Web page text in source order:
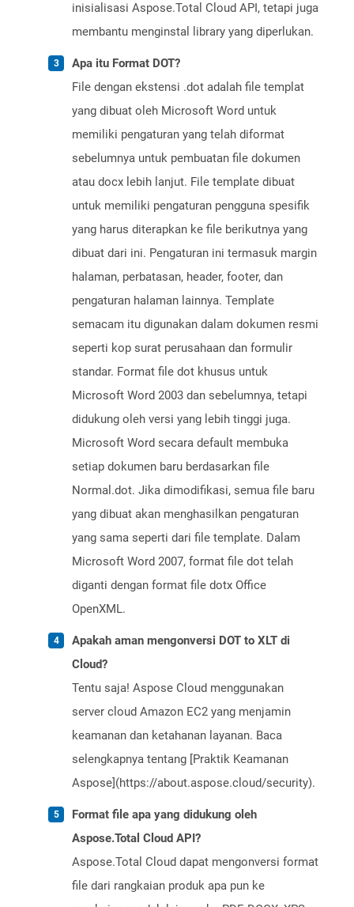
inisialisasi Aspose.Total Cloud API, tetapi juga
membantu menginstal library yang diperlukan.
Apa itu Format DOT?
File dengan ekstensi .dot adalah file templat
yang dibuat oleh Microsoft Word untuk
memiliki pengaturan yang telah diformat
sebelumnya untuk pembuatan file dokumen
atau docx lebih lanjut. File template dibuat
untuk memiliki pengaturan pengguna spesifik
yang harus diterapkan ke file berikutnya yang
dibuat dari ini. Pengaturan ini termasuk margin
halaman, perbatasan, header, footer, dan
pengaturan halaman lainnya. Template
semacam itu digunakan dalam dokumen resmi
seperti kop surat perusahaan dan formulir
standar. Format file dot khusus untuk
Microsoft Word 2003 dan sebelumnya, tetapi
didukung oleh versi yang lebih tinggi juga.
Microsoft Word secara default membuka
setiap dokumen baru berdasarkan file
Normal.dot. Jika dimodifikasi, semua file baru
yang dibuat akan menghasilkan pengaturan
yang sama seperti dari file template. Dalam
Microsoft Word 2007, format file dot telah
diganti dengan format file dotx Office
OpenXML.
Apakah aman mengonversi DOT to XLT di
Cloud?
Tentu saja! Aspose Cloud menggunakan
server cloud Amazon EC2 yang menjamin
keamanan dan ketahanan layanan. Baca
selengkapnya tentang [Praktik Keamanan
Aspose](https://about.aspose.cloud/security).
Format file apa yang didukung oleh
Aspose.Total Cloud API?
Aspose.Total Cloud dapat mengonversi format
file dari rangkaian produk apa pun ke